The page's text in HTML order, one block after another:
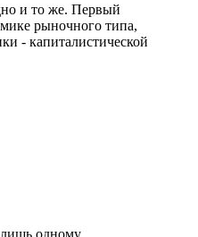
и то же. Первый
рыночного типа,
- капиталистической
одному